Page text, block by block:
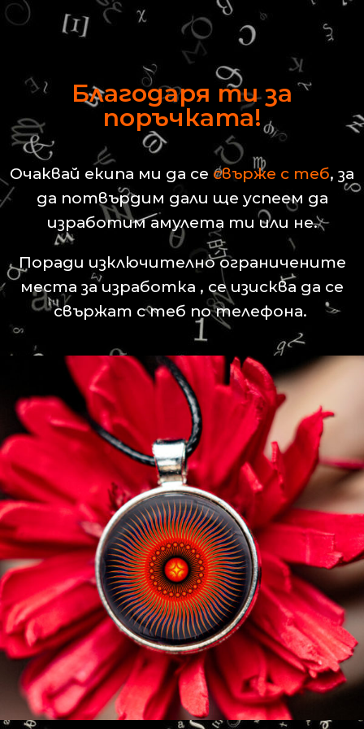
Благодаря ти за
поръчката!
Очаквай екипа ми да се свърже с теб, за
да потвърдим дали ще успеем да
изработим амулета ти или не.
Поради изключително ограничените
места за изработка , се изисква да се
свържат с теб по телефона.